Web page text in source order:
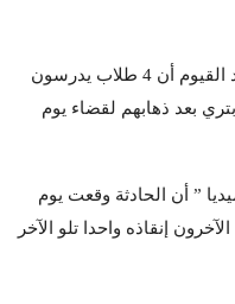
وقال مستشار كلية النهضة د. الباقر عبد القيوم أن 4 طلاب يدرسون
بعد ذهابهم لقضاء يوم
” أن الحادثة وقعت يوم
إنقاذه واحدا تلو الآخر